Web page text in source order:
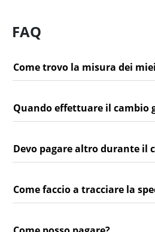
FAQ
Come trovo la misura dei
Quando effettuare il cambio
Devo pagare altro durante il
Come faccio a tracciare la